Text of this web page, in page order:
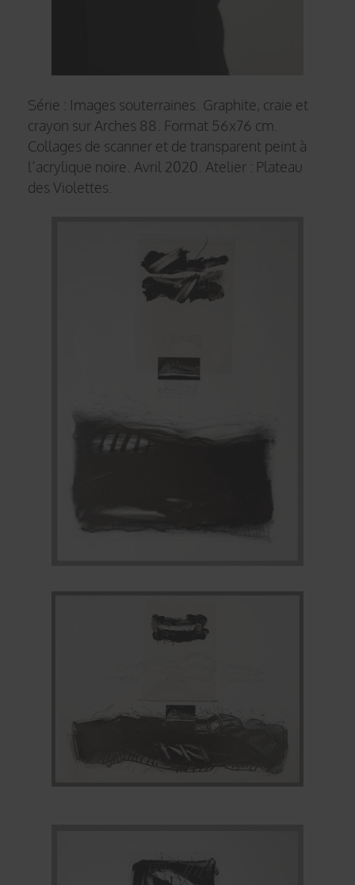
Série : Images souterraines. Graphite, craie et
crayon sur Arches 88. Format 56x76 cm.
Collages de scanner et de transparent peint à
l’acrylique noire. Avril 2020. Atelier : Plateau
des Violettes.